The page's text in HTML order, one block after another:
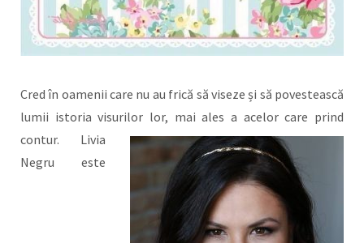
Cred în oamenii care nu au frică să viseze și să povestească
lumii istoria visurilor lor, mai ales a acelor care prind
contur.
Livia
Negru este